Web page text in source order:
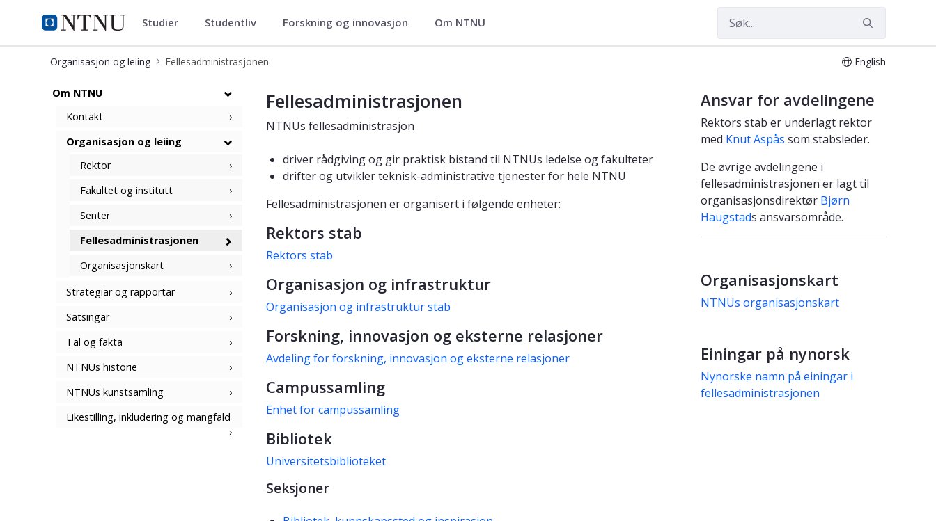
NTNU Hjemmeside
ntnu.no Studier Studentliv Forskning og innovasjon Om NTNU
Organisasjon og leiing Fellesadministrasjonen English
Fellesadministrasjonen
Om NTNU
Kontakt
Organisasjon og leiing
Rektor
Fakultet og institutt
Senter
Fellesadministrasjonen
Organisasjonskart
Strategiar og rapportar
Satsingar
Tal og fakta
NTNUs historie
NTNUs kunstsamling
Likestilling, inkludering og mangfald
Fellesadministrasjonen
NTNUs fellesadministrasjon
driver rådgiving og gir praktisk bistand til NTNUs ledelse og fakulteter
drifter og utvikler teknisk-administrative tjenester for hele NTNU
Fellesadministrasjonen er organisert i følgende enheter:
Rektors stab
Rektors stab
Organisasjon og infrastruktur
Organisasjon og infrastruktur stab
Forskning, innovasjon og eksterne relasjoner
Avdeling for forskning, innovasjon og eksterne relasjoner
Campussamling
Enhet for campussamling
Bibliotek
Universitetsbiblioteket
Seksjoner
Ansvar for avdelingene
Rektors stab er underlagt rektor
med Knut Aspås som stabsleder.
De øvrige avdelingene i
fellesadministrasjonen er lagt til
organisasjonsdirektør Bjørn
Haugstads ansvarsområde.
Organisasjonskart
NTNUs organisasjonskart
Einingar på nynorsk
Nynorske namn på einingar i
fellesadministrasjonen